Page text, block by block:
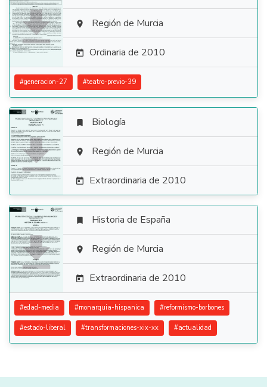
  Región de Murcia
 Ordinaria de 2010
#generacion-27 #teatro-previo-39

 Biología
 Región de Murcia
 Extraordinaria de 2010

 Historia de España
 Región de Murcia
 Extraordinaria de 2010
#edad-media #monarquia-hispanica #reformismo-borbones
#estado-liberal #transformaciones-xix-xx #actualidad